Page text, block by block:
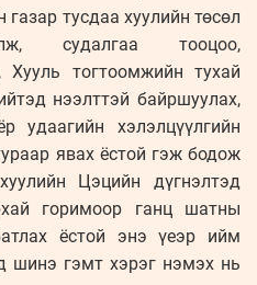
тусдаа хуулийн төсөл
судалгаа тооцоо,
Хууль тогтоомжийн тухай
нээлттэй байршуулах,
удаагийн хэлэлцүүлгийн
явах ёстой гэж бодож
Цэцийн дүгнэлтэд
горимоор ганц шатны
ёстой энэ үеэр ийм
шинэ гэмт хэрэг нэмэх нь